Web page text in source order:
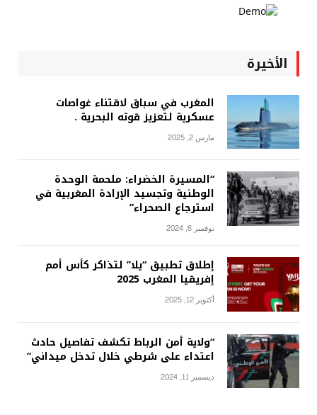
الأخيرة
المغرب في سباق لاقتناء غواصات
عسكرية لتعزيز قوته البحرية .
مارس 2, 2025
“المسيرة الخضراء: ملحمة الوحدة
الوطنية وتجسيد الإرادة المغربية في
استرجاع الصحراء”
نوفمبر 6, 2024
إطلاق تطبيق “يلا” لتذاكر كأس أمم
إفريقيا المغرب 2025
أكتوبر 12, 2025
“ولاية أمن الرباط تكشف تفاصيل حادث
اعتداء على شرطي خلال تدخل ميداني”
ديسمبر 11, 2024